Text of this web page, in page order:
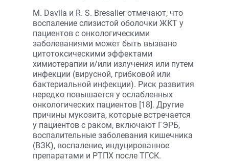
M. Davila и R. S. Bresalier отмечают, что
воспаление слизистой оболочки ЖКТ у
пациентов с онкологическими
заболеваниями может быть вызвано
цитотоксическими эффектами
химиотерапии и/или излучения или путем
инфекции (вирусной, грибковой или
бактериальной инфекции). Риск развития
нередко повышается у ослабленных
онкологических пациентов [18]. Другие
причины мукозита, которые встречается
у пациентов с раком, включают ГЭРБ,
воспалительные заболевания кишечника
(ВЗК), воспаление, индуцированное
препаратами и РТПХ после ТГСК.